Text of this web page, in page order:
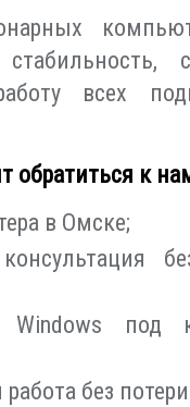
всех
обратиться к
в Омске;
Windows под
работа без